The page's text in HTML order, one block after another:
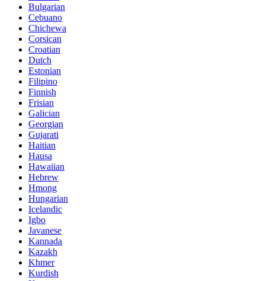
Bulgarian
Cebuano
Chichewa
Corsican
Croatian
Dutch
Estonian
Filipino
Finnish
Frisian
Galician
Georgian
Gujarati
Haitian
Hausa
Hawaiian
Hebrew
Hmong
Hungarian
Icelandic
Igbo
Javanese
Kannada
Kazakh
Khmer
Kurdish